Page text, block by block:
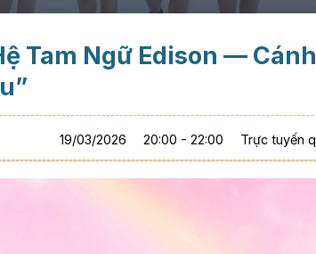
Tam Ngữ Edison —
19/03/2026 20:00 - 22:00 Trực tuyến